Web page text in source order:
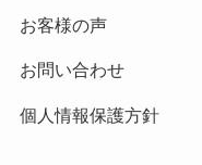
お客様の声
お問い合わせ
個人情報保護方針